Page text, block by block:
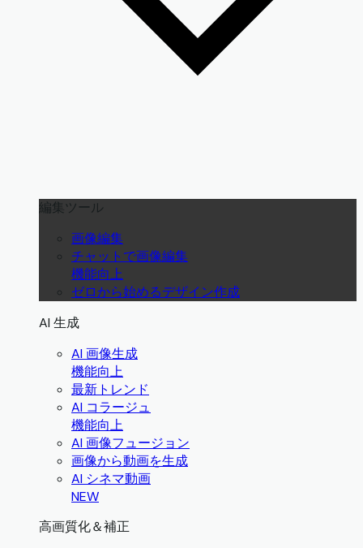
編集ツール
画像編集
チャットで画像編集
機能向上
ゼロから始めるデザイン作成
AI 生成
AI 画像生成
機能向上
最新トレンド
AI コラージュ
機能向上
AI 画像フュージョン
画像から動画を生成
AI シネマ動画
NEW
高画質化＆補正